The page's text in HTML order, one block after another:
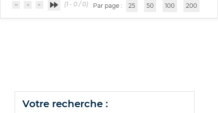
(1 - 0 / 0) Par page : 25 50 100 200
votre recherche :